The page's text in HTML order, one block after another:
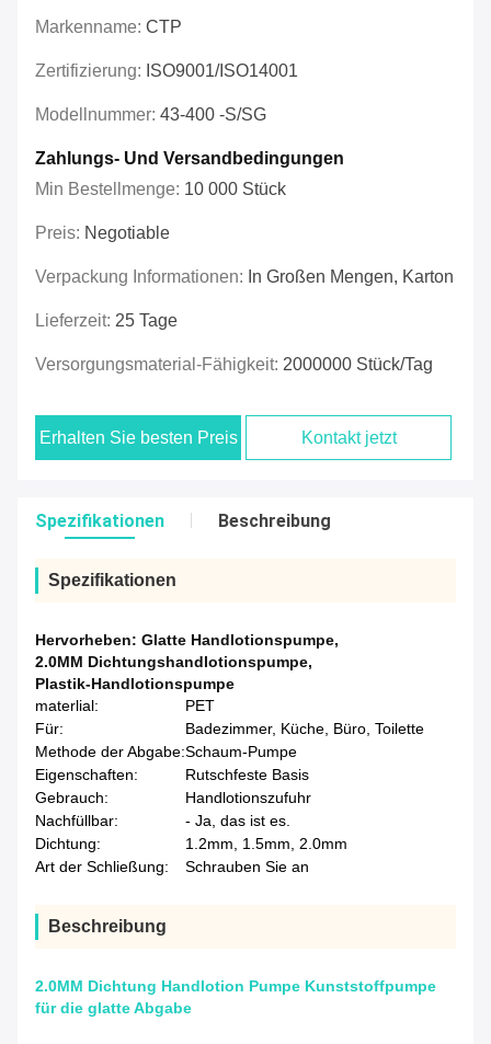
Markenname: CTP
Zertifizierung: ISO9001/ISO14001
Modellnummer: 43-400 -S/SG
Zahlungs- Und Versandbedingungen
Min Bestellmenge: 10 000 Stück
Preis: Negotiable
Verpackung Informationen: In Großen Mengen, Karton
Lieferzeit: 25 Tage
Versorgungsmaterial-Fähigkeit: 2000000 Stück/Tag
Erhalten Sie besten Preis Kontakt jetzt
Spezifikationen Beschreibung
Spezifikationen
Hervorheben: Glatte Handlotionspumpe,
2.0MM Dichtungshandlotionspumpe,
Plastik-Handlotionspumpe
materlial:
PET
Für:
Badezimmer, Küche, Büro, Toilette
Methode der Abgabe:Schaum-Pumpe
Eigenschaften:
Rutschfeste Basis
Gebrauch:
Handlotionszufuhr
Nachfüllbar:
- Ja, das ist es.
Dichtung:
1.2mm, 1.5mm, 2.0mm
Art der Schließung:
Schrauben Sie an
Beschreibung
2.0MM Dichtung Handlotion Pumpe Kunststoffpumpe
für die glatte Abgabe